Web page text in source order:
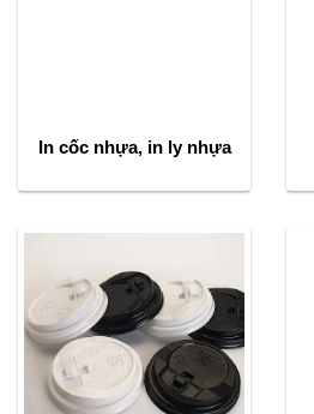
In cốc nhựa, in ly nhựa